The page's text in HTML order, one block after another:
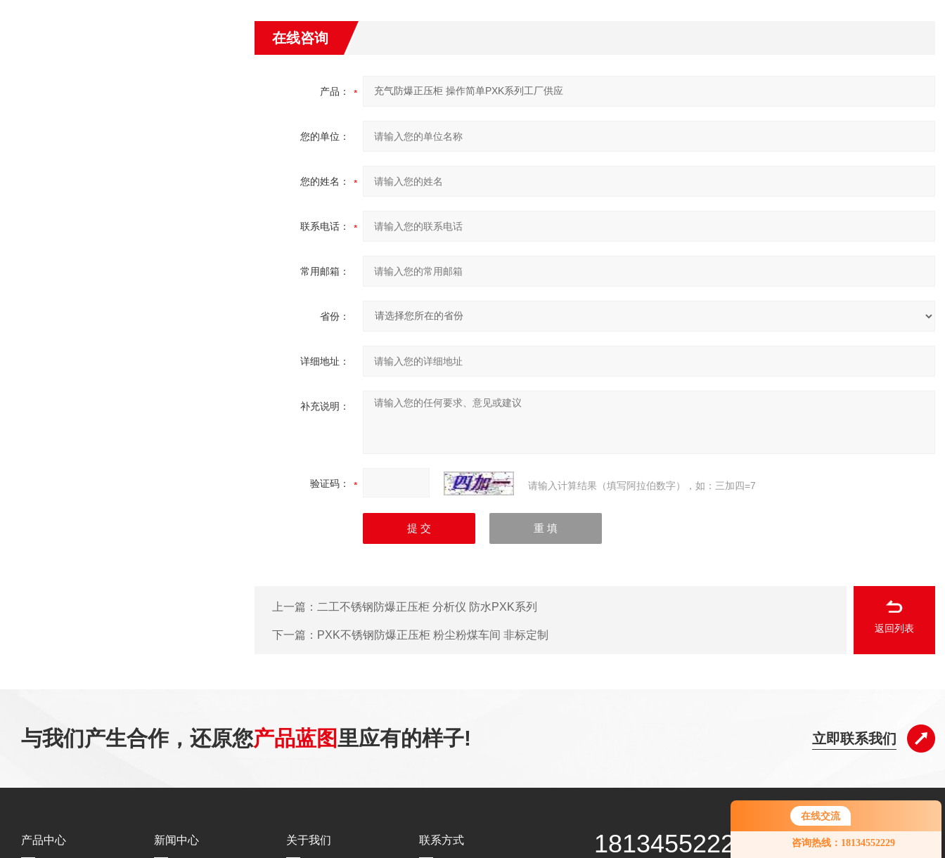
在线交流
咨询热线：18134552229
您好！欢迎前来咨询，很高兴为您
服务，请问您要咨询什么问题呢？
在线咨询
产品：
您的单位：
您的姓名：
联系电话：
常用邮箱：
省份：
详细地址：
补充说明：
验证码： 请输入计算结果（填写阿拉伯数字），如：三加四=7
上一篇： 二工不锈钢防爆正压柜 分析仪 防水PXK系列
下一篇： PXK不锈钢防爆正压柜 粉尘粉煤车间 非标定制
返回列表
与我们产生合作，还原您产品蓝图里应有的样子! 立即联系我们
产品中心 新闻中心 关于我们 联系方式 18134552229